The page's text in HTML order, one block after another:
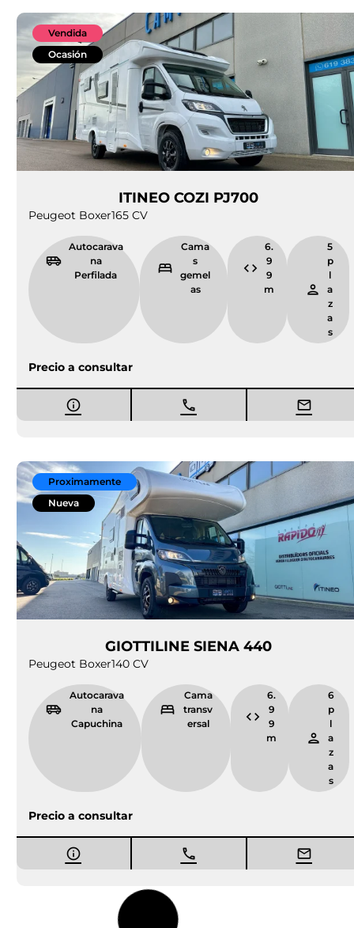
Vendida
Ocasión
ITINEO COZI PJ700
Peugeot Boxer165 CV
Autocarava
na
Perfilada
Cama
s
gemel
as
6.
9
9
m
5
p
l
a
z
a
s
Precio a consultar
Proximamente
Nueva
GIOTTILINE SIENA 440
Peugeot Boxer140 CV
Autocarava
na
Capuchina
Cama
transv
ersal
6.
9
9
m
6
p
l
a
z
a
s
Precio a consultar